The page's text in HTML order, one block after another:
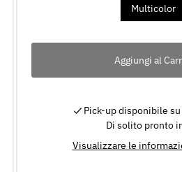
Multicolor
Pick-up disponibile
Di solito pronto
Visualizzare le